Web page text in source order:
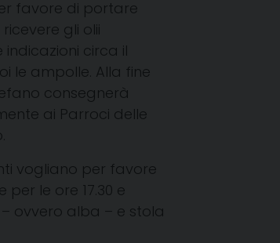
favore di portare
gli olii
circa il
le ampolle. Alla fine
consegnerà
ai Parroci delle
vogliano per favore
le ore 17.30 e
ovvero alba – e stola